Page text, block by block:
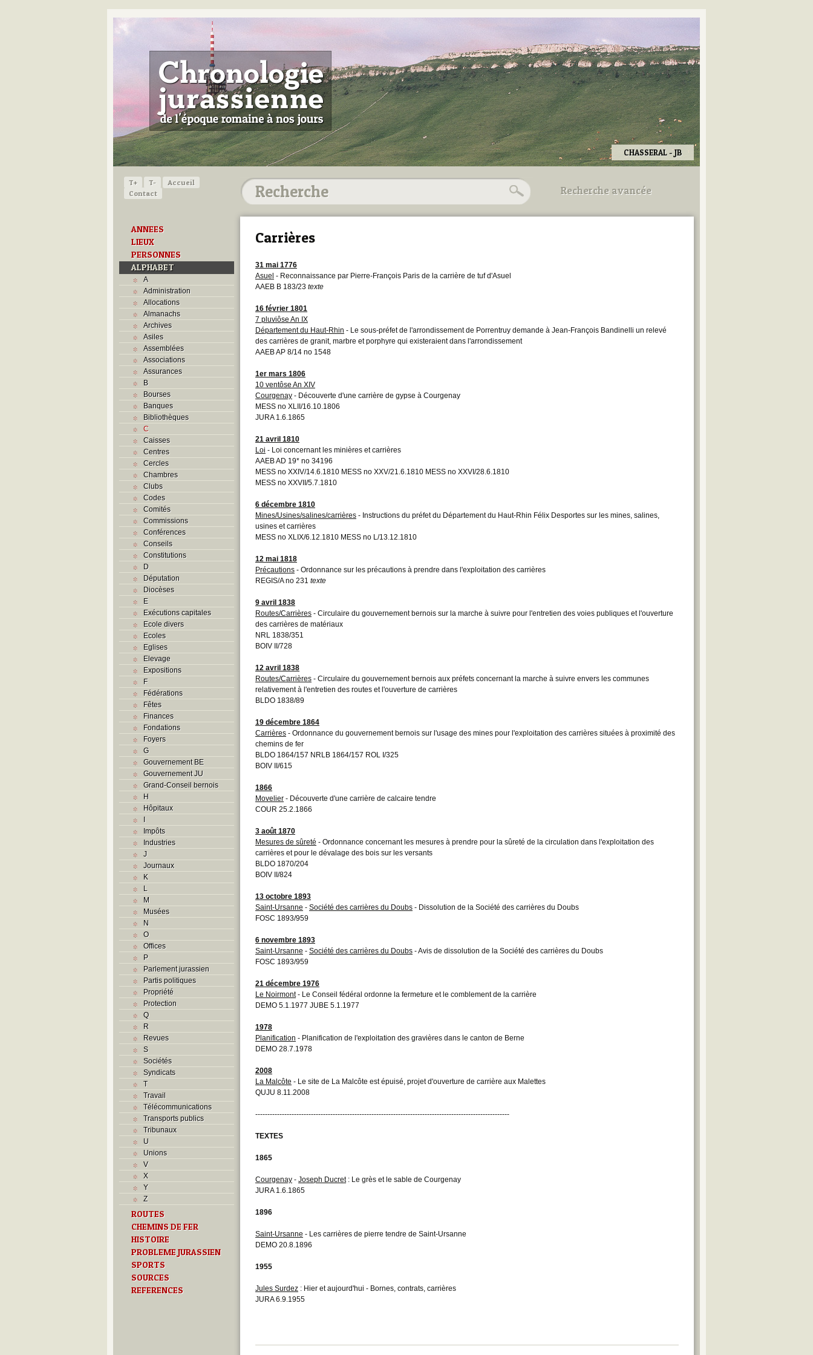
CHASSERAL - JB
T+ T-
Accueil
Contact
ANNEES
LIEUX
PERSONNES
ALPHABET
A
Administration
Allocations
Almanachs
Archives
Asiles
Assemblées
Associations
Assurances
B
Bourses
Banques
Bibliothèques
C
Caisses
Centres
Cercles
Chambres
Clubs
Codes
Comités
Commissions
Conférences
Conseils
Constitutions
D
Députation
Diocèses
E
Exécutions capitales
Ecole divers
Ecoles
Eglises
Elevage
Expositions
F
Fédérations
Fêtes
Finances
Fondations
Foyers
G
Gouvernement BE
Gouvernement JU
Grand-Conseil bernois
H
Hôpitaux
I
Impôts
Industries
J
Journaux
K
L
M
Musées
N
O
Offices
P
Parlement jurassien
Partis politiques
Propriété
Protection
Q
R
Revues
S
Sociétés
Syndicats
T
Travail
Télécommunications
Transports publics
Tribunaux
U
Unions
V
X
Y
Z
ROUTES
CHEMINS DE FER
HISTOIRE
PROBLEME JURASSIEN
SPORTS
SOURCES
REFERENCES
Recherche avancée
Utilisez les champs ci-dessous
Carrières
31 mai 1776
Asuel - Reconnaissance par Pierre-François Paris de la carrière de tuf d'Asuel
AAEB B 183/23 texte
16 février 1801
7 pluviôse An IX
Département du Haut-Rhin - Le sous-préfet de l'arrondissement de Porrentruy demande à Jean-François Bandinelli un relevé
des carrières de granit, marbre et porphyre qui existeraient dans l'arrondissement
AAEB AP 8/14 no 1548
1er mars 1806
10 ventôse An XIV
Courgenay - Découverte d'une carrière de gypse à Courgenay
MESS no XLII/16.10.1806
JURA 1.6.1865
21 avril 1810
Loi - Loi concernant les minières et carrières
AAEB AD 19* no 34196
MESS no XXIV/14.6.1810 MESS no XXV/21.6.1810 MESS no XXVI/28.6.1810
MESS no XXVII/5.7.1810
6 décembre 1810
Mines/Usines/salines/carrières - Instructions du préfet du Département du Haut-Rhin Félix Desportes sur les mines, salines,
usines et carrières
MESS no XLIX/6.12.1810 MESS no L/13.12.1810
12 mai 1818
Précautions - Ordonnance sur les précautions à prendre dans l'exploitation des carrières
REGIS/A no 231 texte
9 avril 1838
Routes/Carrières - Circulaire du gouvernement bernois sur la marche à suivre pour l'entretien des voies publiques et l'ouverture
des carrières de matériaux
NRL 1838/351
BOIV II/728
12 avril 1838
Routes/Carrières - Circulaire du gouvernement bernois aux préfets concernant la marche à suivre envers les communes
relativement à l'entretien des routes et l'ouverture de carrières
BLDO 1838/89
19 décembre 1864
Carrières - Ordonnance du gouvernement bernois sur l'usage des mines pour l'exploitation des carrières situées à proximité des
chemins de fer
BLDO 1864/157 NRLB 1864/157 ROL I/325
BOIV II/615
1866
Movelier - Découverte d'une carrière de calcaire tendre
COUR 25.2.1866
3 août 1870
Mesures de sûreté - Ordonnance concernant les mesures à prendre pour la sûreté de la circulation dans l'exploitation des
carrières et pour le dévalage des bois sur les versants
BLDO 1870/204
BOIV II/824
13 octobre 1893
Saint-Ursanne - Société des carrières du Doubs - Dissolution de la Société des carrières du Doubs
FOSC 1893/959
6 novembre 1893
Saint-Ursanne - Société des carrières du Doubs - Avis de dissolution de la Société des carrières du Doubs
FOSC 1893/959
21 décembre 1976
Le Noirmont- Le Conseil fédéral ordonne la fermeture et le comblement de la carrière
DEMO 5.1.1977 JUBE 5.1.1977
1978
Planification - Planification de l'exploitation des gravières dans le canton de Berne
DEMO 28.7.1978
2008
La Malcôte - Le site de La Malcôte est épuisé, projet d'ouverture de carrière aux Malettes
QUJU 8.11.2008
---------------------------------------------------------------------------------------------------------
TEXTES
1865
Courgenay - Joseph Ducret: Le grès et le sable de Courgenay
JURA 1.6.1865
1896
Saint-Ursanne - Les carrières de pierre tendre de Saint-Ursanne
DEMO 20.8.1896
1955
Jules Surdez : Hier et aujourd'hui - Bornes, contrats, carrières
JURA 6.9.1955